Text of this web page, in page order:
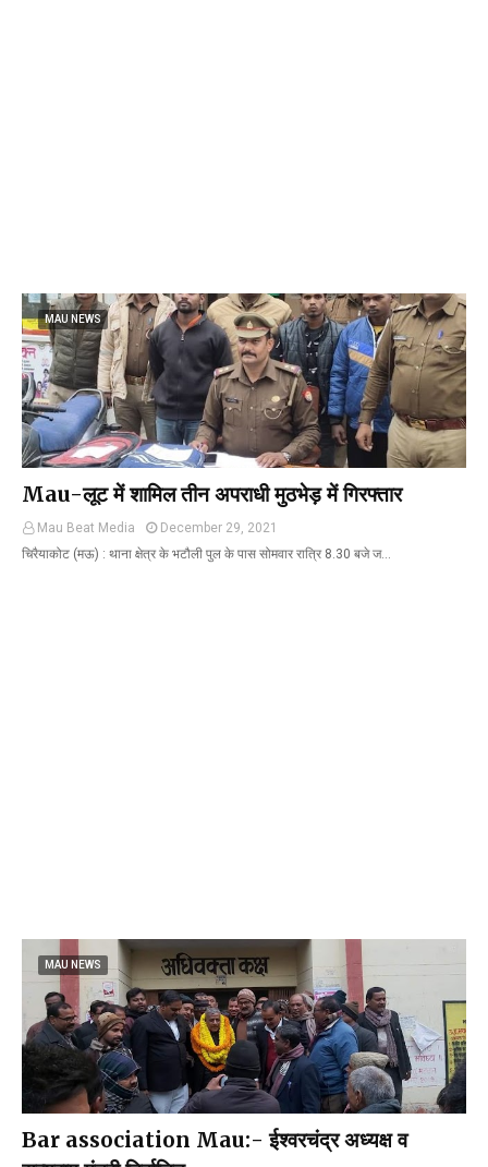
MAU NEWS
Mau-लूट में शामिल तीन अपराधी मुठभेड़ में गिरफ्तार
Mau Beat Media
December 29, 2021
चिरैयाकोट (मऊ) : थाना क्षेत्र के भटौली पुल के पास सोमवार रात्रि 8.30 बजे ज…
MAU NEWS
Bar association Mau:- ईश्वरचंद्र अध्यक्ष व